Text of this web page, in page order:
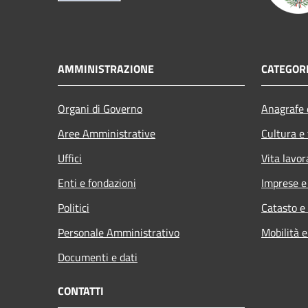
AMMINISTRAZIONE
Organi di Governo
Aree Amministrative
Uffici
Enti e fondazioni
Politici
Personale Amministrativo
Documenti e dati
Cultura
Vita
Imprese
Catasto
Mobilità
CONTATTI